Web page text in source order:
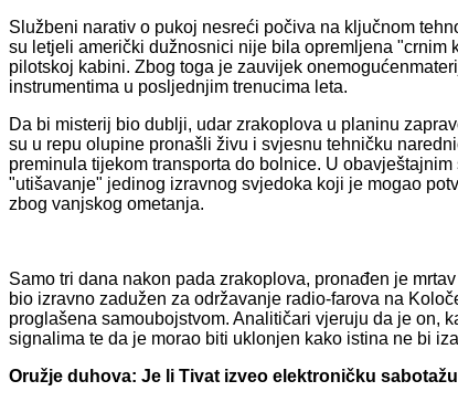
Službeni narativ o pukoj nesreći počiva na ključnom
su letjeli američki dužnosnici nije bila opremljena "crnim
pilotskoj kabini. Zbog toga je zauvijek
instrumentima u posljednjim trenucima leta.
Da bi misterij bio dublji, udar zrakoplova u planinu
su u repu olupine pronašli živu i svjesnu tehničku
preminula tijekom transporta do bolnice. U
"utišavanje" jedinog izravnog svjedoka koji je mogao
zbog vanjskog ometanja.
Samo tri dana nakon pada zrakoplova, pronađen je
bio izravno zadužen za održavanje radio-farova na
proglašena samoubojstvom. Analitičari vjeruju da je on,
signalima te da je morao biti uklonjen kako istina ne bi
Oružje duhova: Je li Tivat izveo elektroničku